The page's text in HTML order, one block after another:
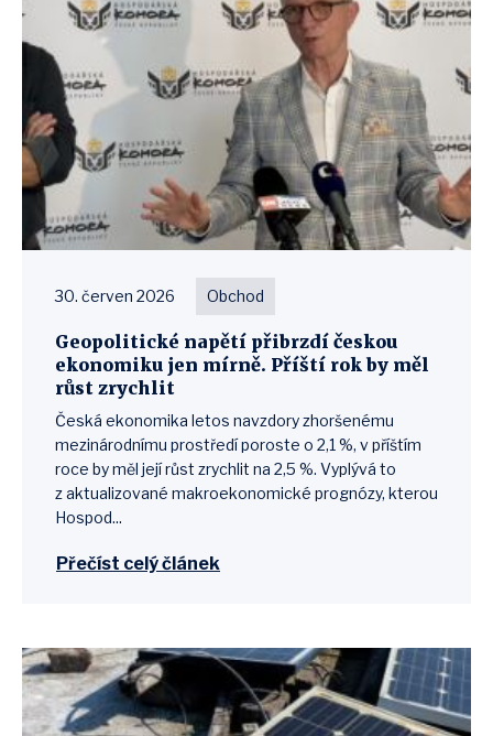
30. červen 2026 Obchod
Geopolitické napětí přibrzdí českou
ekonomiku jen mírně. Příští rok by měl
růst zrychlit
Česká ekonomika letos navzdory zhoršenému
mezinárodnímu prostředí poroste o 2,1 %, v příštím
roce by měl její růst zrychlit na 2,5 %. Vyplývá to
z aktualizované makroekonomické prognózy, kterou
Hospod...
Přečíst celý článek